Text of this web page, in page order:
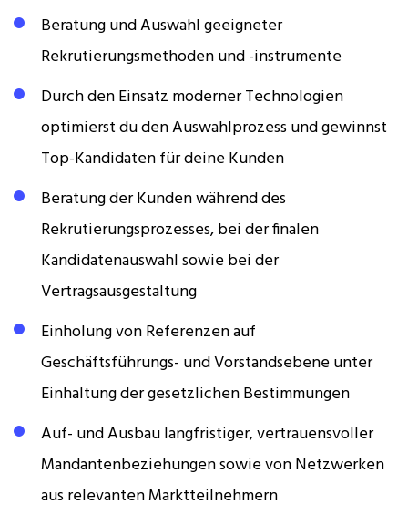
Beratung und Auswahl geeigneter
Rekrutierungsmethoden und -instrumente
Durch den Einsatz moderner Technologien
optimierst du den Auswahlprozess und gewinnst
Top-Kandidaten für deine Kunden
Beratung der Kunden während des
Rekrutierungsprozesses, bei der finalen
Kandidatenauswahl sowie bei der
Vertragsausgestaltung
Einholung von Referenzen auf
Geschäftsführungs- und Vorstandsebene unter
Einhaltung der gesetzlichen Bestimmungen
Auf- und Ausbau langfristiger, vertrauensvoller
Mandantenbeziehungen sowie von Netzwerken
aus relevanten Marktteilnehmern